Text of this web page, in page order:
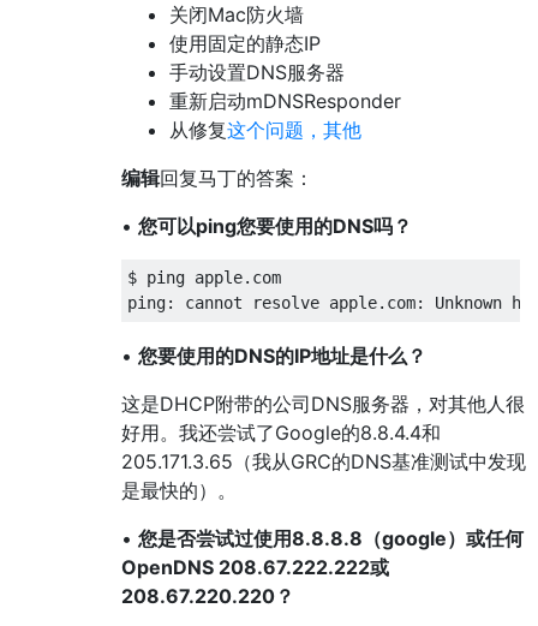
关闭Mac防火墙
使用固定的静态IP
手动设置DNS服务器
重新启动mDNSResponder
从修复这个问题，其他
编辑回复马丁的答案：
• 您可以ping您要使用的DNS吗？
$ ping apple.com
• 您要使用的DNS的IP地址是什么？
这是DHCP附带的公司DNS服务器，对其他人很
好用。我还尝试了Google的8.8.4.4和
205.171.3.65（我从GRC的DNS基准测试中发现
是最快的）。
• 您是否尝试过使用8.8.8.8（google）或任何
OpenDNS 208.67.222.222或
208.67.220.220？